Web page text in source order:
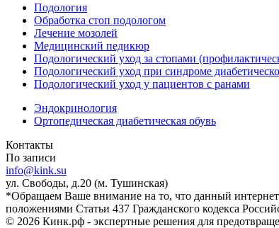
Подология
Обработка стоп подологом
Лечение мозолей
Медицинский педикюр
Подологический уход за стопами
Подологический уход при синдроме
Подологический уход у пациентов с ранами
Эндокринология
Ортопедическая диабетическая обувь
Контакты
По записи
info@kink.su
ул. Свободы, д.20 (м. Тушинская)
*Обращаем Ваше внимание на то, что данный
положениями Статьи 437 Гражданского кодекса
© 2026 Кинк.рф - экспертные решения для